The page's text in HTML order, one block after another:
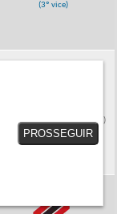
(3º vice)
(atual Operário Feroviário EC)
(2º vice)
PROSSEGUIR